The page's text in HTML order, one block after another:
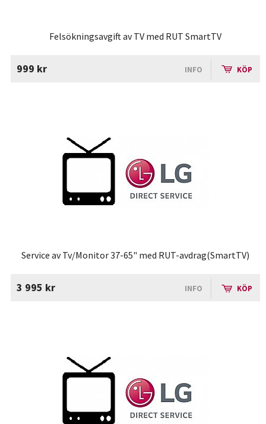
Felsökningsavgift av TV med RUT SmartTV
999 kr INFO KÖP
Service av Tv/Monitor 37-65" med RUT-avdrag(SmartTV)
3 995 kr INFO KÖP